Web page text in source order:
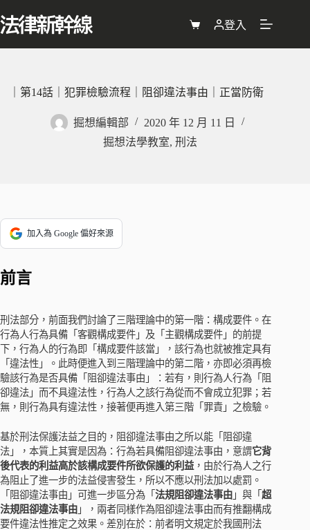
至
購
物
登入
｜第14話｜犯罪檢驗流程｜阻卻違法事由｜正當防衛
掘想編輯部
2020 年 12 月 11 日
掘想法學教室,刑法
加入為 Google 偏好來源
前言
刑法部分，前面我們討論了三階理論中的第一階：構成要件。在
行為人行為具備「客觀構成要件」及「主觀構成要件」的前提
下，行為人的行為即「構成要件該當」，該行為也就被推定具有
「違法性」。此時便進入到三階理論中的第二階，亦即必須再檢
驗該行為是否具備「阻卻違法事由」：若有，則行為人行為「阻
卻違法」而不具違法性，行為人之該行為從而不會成立犯罪；若
無，則行為具有違法性，接著便再進入第三階「罪責」之檢驗。
基於刑法保護法益之目的，阻卻違法事由之所以能「阻卻違
法」，本質上其實是因為：行為若具備阻卻違法事由，意謂它背
後代表的利益高於該構成要件所欲保護的利益 ，由於行為人之行
為阻止了進一步的法益侵害發生，所以不應以刑法加以處罰。
「阻卻違法事由」可進一步區分為「法規阻卻違法事由 」與「超
法規阻卻違法事由 」，兩者同樣作為阻卻違法事由而有推翻構成
要件違法性推定之效果。差別在於：前者明文規定於我國刑法